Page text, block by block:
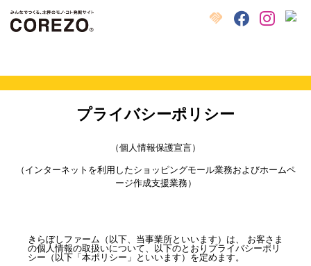
クラウドファンディング
FacebookInstagram
X
プライバシーポリシー
（個人情報保護宣言）
（インターネットを利用したショッピングモール業務およびホームペ
ージ作成支援業務）
きらぼしファーム（以下、当事業所といいます）は、 お客さま
の個人情報の取扱いについて、以下のとおりプライバシーポリ
シー（以下「本ポリシー」といいます）を定めます。